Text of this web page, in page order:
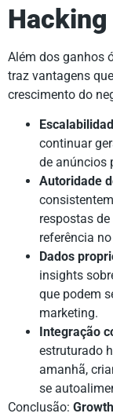
Hacking
Além dos ganhos
traz vantagens
crescimento do
continuar
de anúncios
Autoridade
respostas
referência
Dados
insights
que podem
marketing.
Integração
estruturado
amanhã,
se
Conclusão: